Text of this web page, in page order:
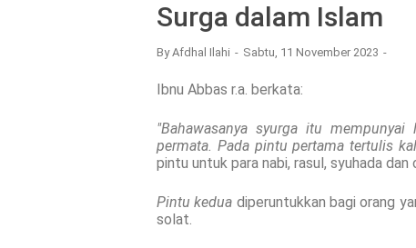
Surga dalam Islam
ByAfdhal Ilahi Sabtu, 11 November 2023
Ibnu Abbas r.a. berkata:
"Bahawasanya syurga itu
permata. Pada pintu pertama tertulis
pintu untuk para nabi, rasul, syuhada dan
Pintu kedua diperuntukkan bagi orang
solat.